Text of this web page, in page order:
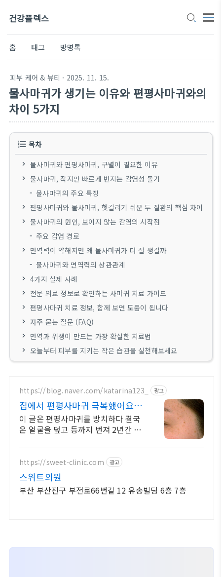
건강플렉스
홈 태그 방명록
피부 케어 & 뷰티 · 2025. 11. 15.
물사마귀가 생기는 이유와 편평사마귀와의
차이 5가지
목차
물사마귀와 편평사마귀, 구별이 필요한 이유
물사마귀, 작지만 빠르게 번지는 감염성 돌기
물사마귀의 주요 특징
편평사마귀와 물사마귀, 헷갈리기 쉬운 두 질환의 핵심 차이
물사마귀의 원인, 보이지 않는 감염의 시작점
주요 감염 경로
면역력이 약해지면 왜 물사마귀가 더 잘 생길까
물사마귀와 면역력의 상관관계
4가지 실제 사례
전문 의료 정보로 확인하는 사마귀 치료 가이드
편평사마귀 치료 정보, 함께 보면 도움이 됩니다
자주 묻는 질문 (FAQ)
면역과 위생이 만드는 가장 확실한 치료법
오늘부터 피부를 지키는 작은 습관을 실천해보세요
https://blog.naver.com/katarina123_ 광고
집에서 편평사마귀 극복했어요
(+과정공유)
이 글은 편평사마귀를 방치하다 결국
온 얼굴을 덮고 등까지 번져 2년간 수
https://sweet-clinic.com 광고
스위트의원
부산 부산진구 부전로66번길 12 유송빌딩 6층 7층